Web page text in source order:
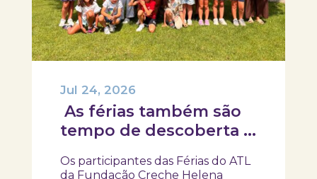
As férias também são
tempo de descoberta e
Jul 24, 2026
Os participantes das Férias do ATL
da Fundação Creche Helena